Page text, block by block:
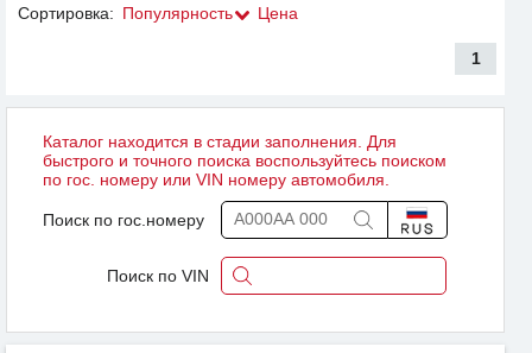
Сортировка: Популярность Цена
1
Каталог находится в стадии заполнения. Для
быстрого и точного поиска воспользуйтесь поиском
по гос. номеру или VIN номеру автомобиля.
Поиск по гос.номеру
Поиск по VIN